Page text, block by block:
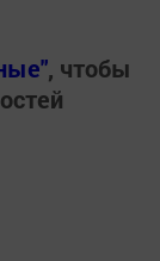
, чтобы